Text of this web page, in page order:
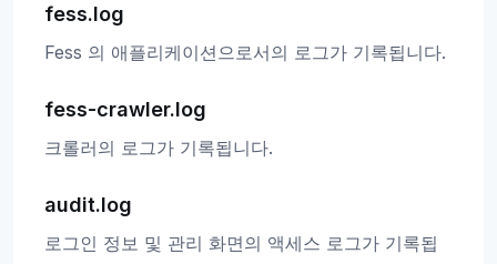
fess.log
Fess 의 애플리케이션으로서의 로그가 기록됩니다.
fess-crawler.log
크롤러의 로그가 기록됩니다.
audit.log
로그인 정보 및 관리 화면의 액세스 로그가 기록됩